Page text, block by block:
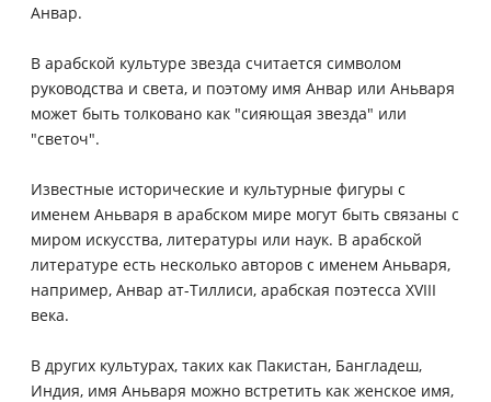
Анвар.
В арабской культуре звезда считается символом
руководства и света, и поэтому имя Анвар или Аньваря
может быть толковано как "сияющая звезда" или
"светоч".
Известные исторические и культурные фигуры с
именем Аньваря в арабском мире могут быть связаны с
миром искусства, литературы или наук. В арабской
литературе есть несколько авторов с именем Аньваря,
например, Анвар ат-Тиллиси, арабская поэтесса XVIII
века.
В других культурах, таких как Пакистан, Бангладеш,
Индия, имя Аньваря можно встретить как женское имя,